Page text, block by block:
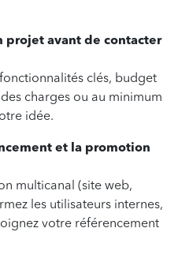
projet avant de contacter
clés, budget
charges ou au minimum
idée.
et la promotion
multicanal (site web,
les utilisateurs internes,
votre référencement